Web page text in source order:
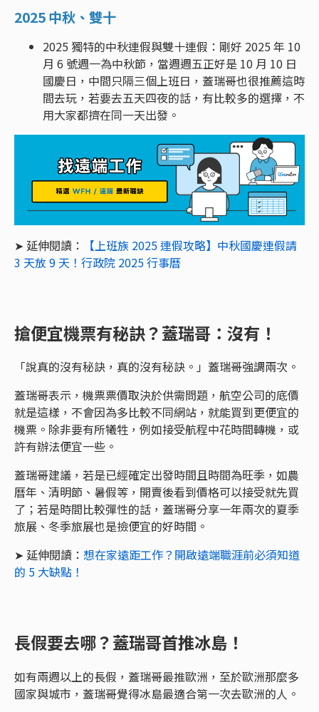
2025 中秋、雙十
2025 獨特的中秋連假與雙十連假：剛好 2025 年 10
月 6 號週一為中秋節，當週週五正好是 10 月 10 日
國慶日，中間只隔三個上班日，蓋瑞哥也很推薦這時
間去玩，若要去五天四夜的話，有比較多的選擇，不
用大家都擠在同一天出發。
➤ 延伸閱讀：
【上班族 2025 連假攻略】中秋國慶連假請
3 天放 9 天！行政院 2025 行事曆
搶便宜機票有秘訣？蓋瑞哥：沒有！
「說真的沒有秘訣，真的沒有秘訣。」蓋瑞哥強調兩次。
蓋瑞哥表示，機票票價取決於供需問題，航空公司的底價
就是這樣，不會因為多比較不同網站，就能買到更便宜的
機票。除非要有所犧牲，例如接受航程中花時間轉機，或
許有辦法便宜一些。
蓋瑞哥建議，若是已經確定出發時間且時間為旺季，如農
曆年、清明節、暑假等，開賣後看到價格可以接受就先買
了；若是時間比較彈性的話，蓋瑞哥分享一年兩次的夏季
旅展、冬季旅展也是撿便宜的好時間。
➤ 延伸閱讀： 想在家遠距工作？開啟遠端職涯前必須知道
的 5 大缺點！
長假要去哪？蓋瑞哥首推冰島！
如有兩週以上的長假，蓋瑞哥最推歐洲，至於歐洲那麼多
國家與城市，蓋瑞哥覺得冰島最適合第一次去歐洲的人。